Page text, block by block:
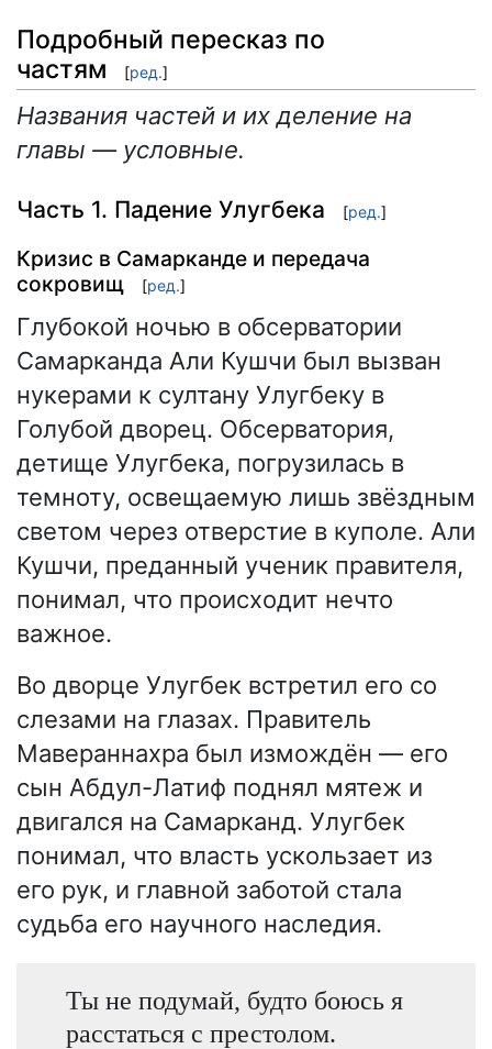
Подробный пересказ по
частям
[ред.]
Названия частей и их деление на
главы — условные.
Часть 1. Падение Улугбека [ред.]
Кризис в Самарканде и передача
сокровищ
[ред.]
Глубокой ночью в обсерватории
Самарканда Али Кушчи был вызван
нукерами к султану Улугбеку в
Голубой дворец. Обсерватория,
детище Улугбека, погрузилась в
темноту, освещаемую лишь звёздным
светом через отверстие в куполе. Али
Кушчи, преданный ученик правителя,
понимал, что происходит нечто
важное.
Во дворце Улугбек встретил его со
слезами на глазах. Правитель
Мавераннахра был измождён — его
сын Абдул-Латиф поднял мятеж и
двигался на Самарканд. Улугбек
понимал, что власть ускользает из
его рук, и главной заботой стала
судьба его научного наследия.
Ты не подумай, будто боюсь я
расстаться с престолом.